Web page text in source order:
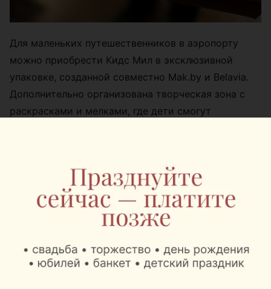
Для маленьких путешественников в аэропорту
можно приобрести Кидс Мил в эксклюзивной
упаковке, созданной совместно Mak.by и Belavia.
Дополнительно организована творческая зона с
раскрасками и мелками, где дети смогут